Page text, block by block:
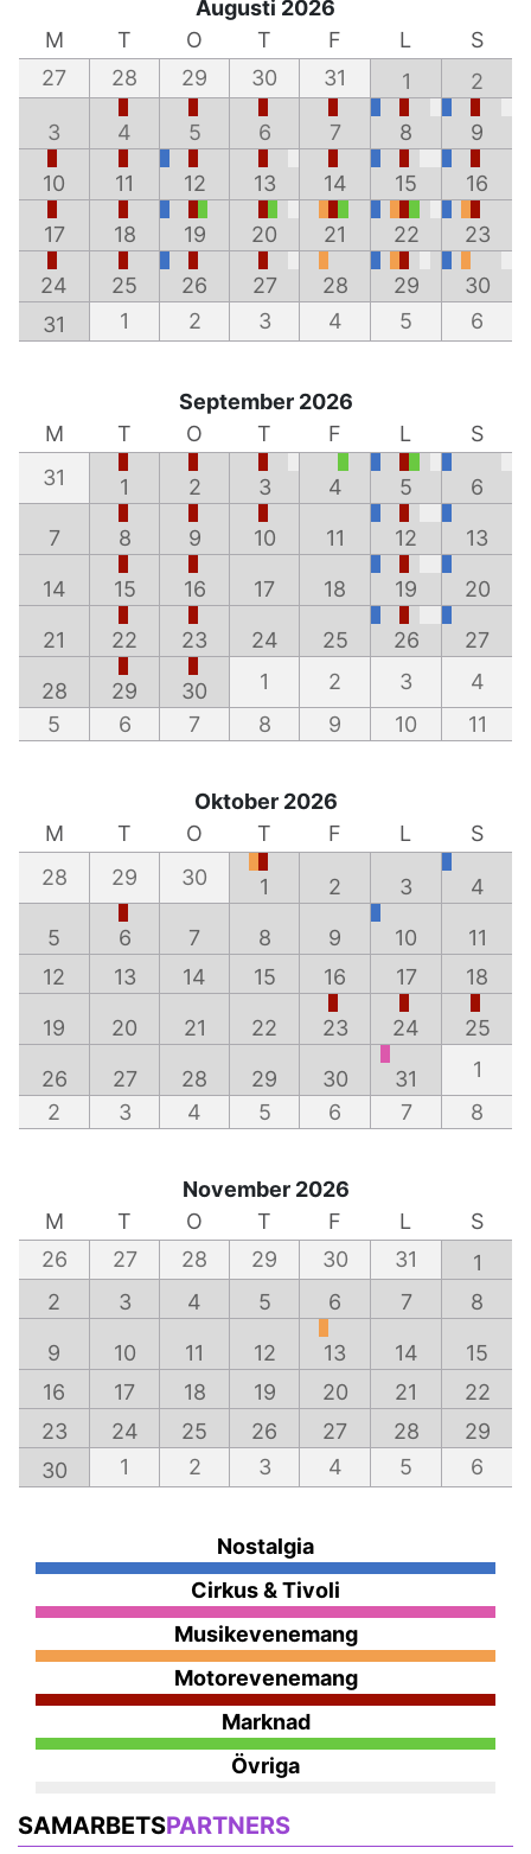
Augusti 2026
M
T O T F L
S
27
28 29 30 31 1 2
3 4 5 6 7 8 9
10 11 12 13 14 15 16
17 18 19 20 21 22 23
24 25 26 27 28 29
30
31
1 2 3 4 5 6
September 2026
M
T O T F L
S
31
1 2 3 4 5 6
7 8 9 10 11 12 13
14 15 16 17 18 19 20
21 22 23 24 25 26 27
28 29 30 1 2 3
4
5
6 7 8 9 10 11
Oktober 2026
M
T O T F L
S
28
29 30 1 2 3 4
5 6 7 8 9 10
11
12
13 14 15 16 17 18
19 20 21 22 23 24 25
26 27 28 29 30 31
1
2
3 4 5 6 7 8
November 2026
M
T O T F L
S
26
27 28 29 30 31
1
2
3 4 5 6 7 8
9 10 11 12 13 14
15
16
17 18 19 20 21
22
23
24 25 26 27 28
29
30
1 2 3 4 5 6
Nostalgia
Cirkus & Tivoli
Musikevenemang
Motorevenemang
Marknad
Övriga
SAMARBETSPARTNERS